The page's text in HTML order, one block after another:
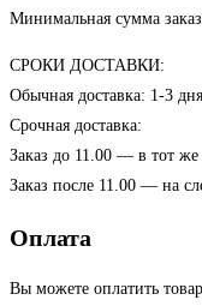
Минимальная сумма
СРОКИ ДОСТАВКИ:
Обычная доставка: 1-3 дня
Срочная доставка:
Заказ до 11.00 — в тот же
Заказ после 11.00 — на
Оплата
Вы можете оплатить